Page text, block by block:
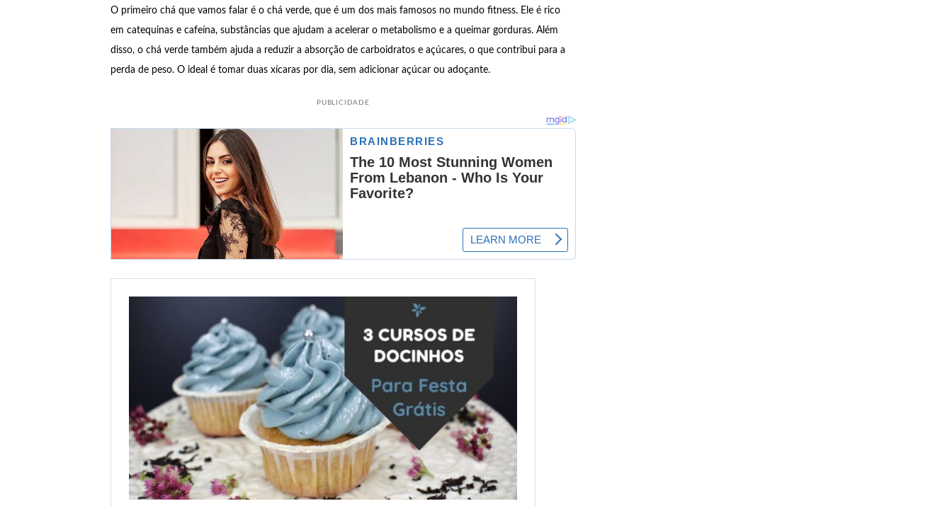
O primeiro chá que vamos falar é o chá verde, que é um dos mais famosos no mundo fitness. Ele é rico
em catequinas e cafeína, substâncias que ajudam a acelerar o metabolismo e a queimar gorduras. Além
disso, o chá verde também ajuda a reduzir a absorção de carboidratos e açúcares, o que contribui para a
perda de peso. O ideal é tomar duas xícaras por dia, sem adicionar açúcar ou adoçante.
PUBLICIDADE